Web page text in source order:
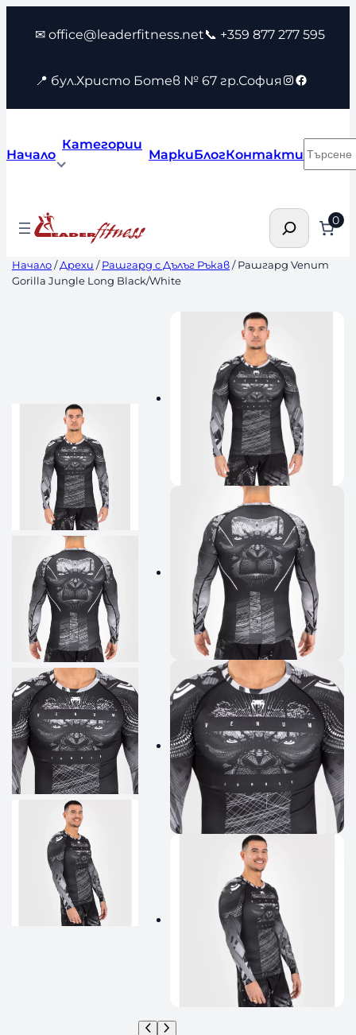
съдържанието
✉ office@leaderfitness.net📞 +359 877 277 595
📍 бул.Христо Ботев № 67 гр.София Instagram
Facebook
Начало
Категории
МаркиБлогКонтакти
Търсене 0
Начало/Дрехи /Рашгард с Дълъг Ръкав/ Рашгард Venum
Gorilla Jungle Long Black/White